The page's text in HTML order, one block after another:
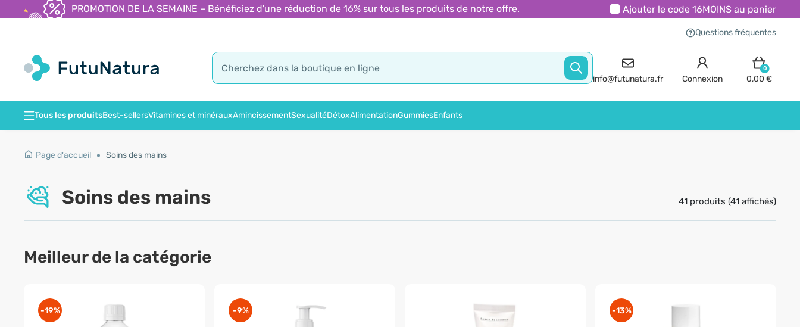
PROMOTION DE LA SEMAINE – Bénéficiez d'une réduction de 16% sur tous les produits de notre offre. Ajouter le code 16MOINSau panier
Questions fréquentes
info@futunatura.fr Connexion
0
0,00 €
Tous les produitsBest-sellersVitamines et minérauxAmincissementSexualitéDétoxAlimentationGummiesEnfants
Page d'accueil Soins des mains
Soins des mains 41 produits (41 affichés)
Meilleur de la catégorie
-19% -9% -13%